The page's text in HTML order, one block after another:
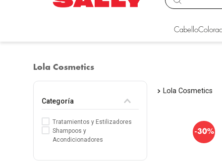
Cabello
Lola Cosmetics
Categoría
Tratamientos y Estilizadores
Shampoos y
Acondicionadores
Lola Cosmetics
-30%
TÉRMINOS MÁS
ion
manic panic
protectores termicos